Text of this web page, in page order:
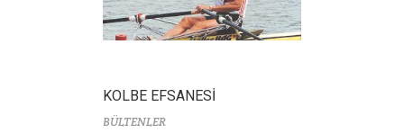
KOLBE EFSANESİ
BÜLTENLER